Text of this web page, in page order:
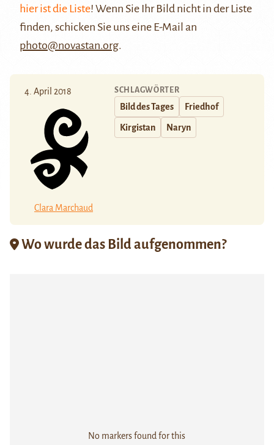
hier ist die Liste! Wenn Sie Ihr Bild nicht in der Liste
finden, schicken Sie uns eine E-Mail an
photo@novastan.org.
4. April 2018
Clara Marchaud
SCHLAGWÖRTER
Bild des Tages Friedhof
Kirgistan Naryn
Wo wurde das Bild aufgenommen?
No markers found for this